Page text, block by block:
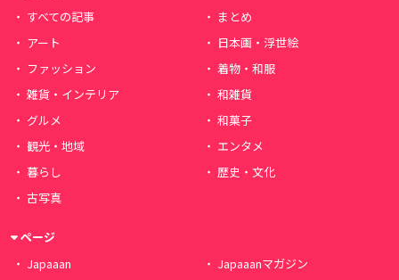
すべての記事
まとめ
アート
日本画・浮世絵
ファッション
着物・和服
雑貨・インテリア
和雑貨
グルメ
和菓子
観光・地域
エンタメ
暮らし
歴史・文化
古写真
ページ
Japaaan
Japaaanマガジン